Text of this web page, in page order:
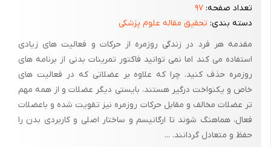
برعکس ممکن است شما آن را تنها راه خوابیدن بدانید. این مربوط به
نوع و گروه دردهای شما است. و این که کدامین را در جریان عمل
ترجیح می دهید. پاسخ درستی در این رابطه وجود ندارد. پزشکان
معمولاً مصر بر این هستند که خوابیدن روی شکم برای ستون پشت
«بد» است. به افرادی که این روش خوابیدن را تنها راه آرام گرفتن
تشخیص می دهند گفته می شود وضعیت دیگری را برگزینند. این
معقول به نظر نمی آید. هیچ وضعیتی ستون مهره هایتان را آسیب
نمی رسانند. چنانچه با خوابیدن روی شکم احساس خوبی دارید، آن را
برگزینید. در این مورد شما خود بهترین داور برای انتخاب بهترین روش
تعداد صفحه: ۹۷
دسته بندی: تحقیق مقاله علوم پزشکی
مقدمه هر فرد در زندگی روزمره از حرکات و فعالیت های زیادی
استفاده می کند اما نمی توانید فاکتور تمرینات بدنی از برنامه های
روزمره حذف کنید. چرا که علاوه بر عضلاتی که در فعالیت های
خاص و یکنواخت درگیر هستند، بایستی دیگر عضلات و از همه مهم
تر عضلات مخالف و مقابل حرکات روزمره نیز تقویت شده و باعضلات
فعال، هماهنگ شوند تا ارگانیسم و ساختار اصلی و کاربردی بدن را
حفظ و متعادل گردانند. ...